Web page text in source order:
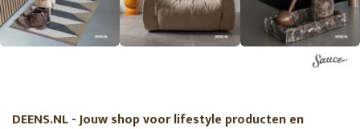
DEENS.NL - Jouw shop voor lifestyle producten en